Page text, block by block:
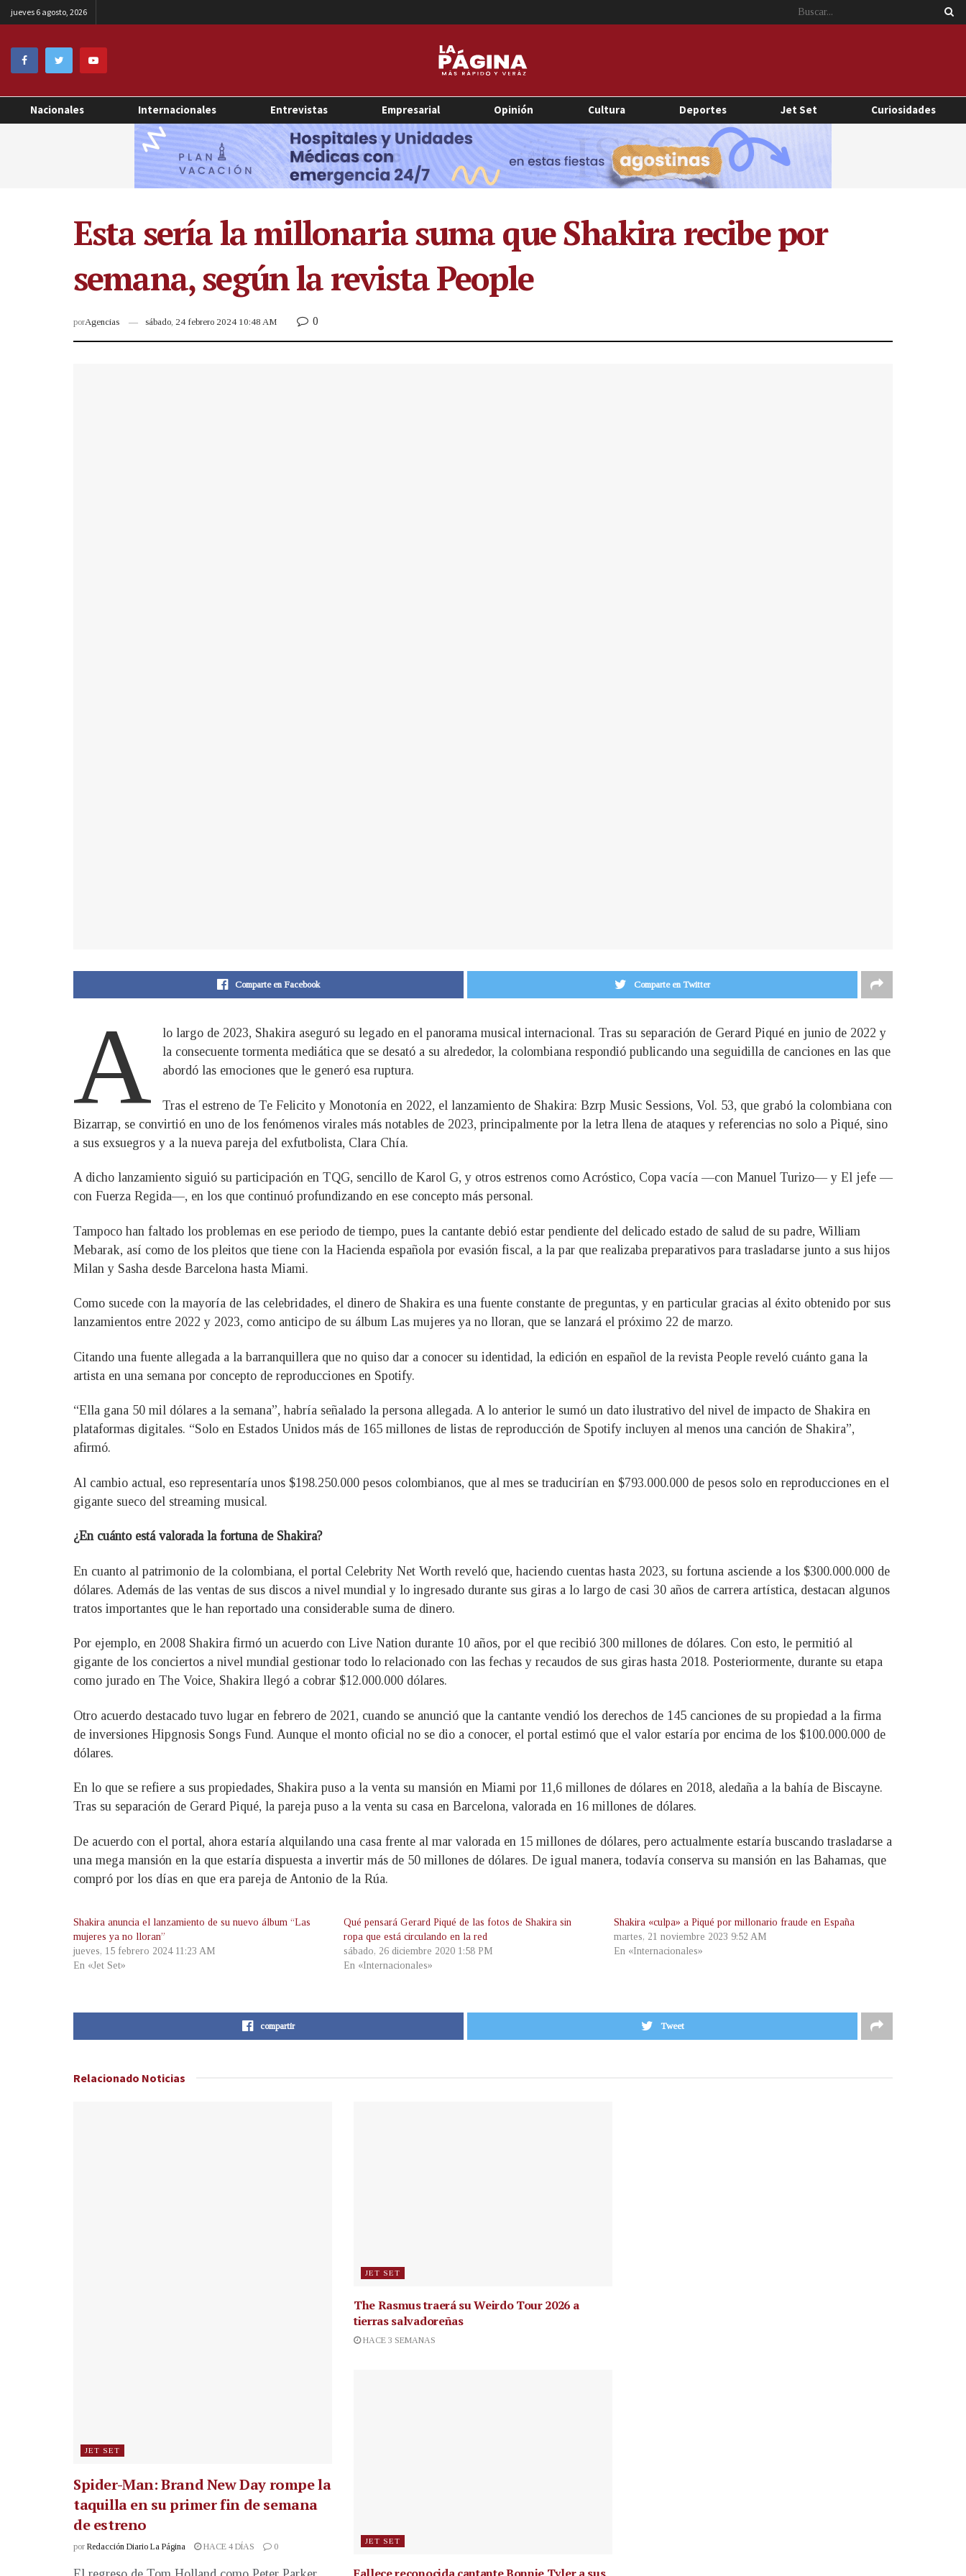
jueves 6 agosto, 2026
Nacionales Internacionales Entrevistas Empresarial Opinión Cultura Deportes Jet Set Curiosidades
Esta sería la millonaria suma que Shakira recibe por
semana, según la revista People
porAgencias sábado, 24 febrero 2024 10:48 AM 0
Comparte en Facebook Comparte en Twitter
A
lo largo de 2023, Shakira aseguró su legado en el panorama musical internacional. Tras su separación de Gerard Piqué en junio de 2022 y
la consecuente tormenta mediática que se desató a su alrededor, la colombiana respondió publicando una seguidilla de canciones en las que
abordó las emociones que le generó esa ruptura.
Tras el estreno de Te Felicito y Monotonía en 2022, el lanzamiento de Shakira: Bzrp Music Sessions, Vol. 53, que grabó la colombiana con
Bizarrap, se convirtió en uno de los fenómenos virales más notables de 2023, principalmente por la letra llena de ataques y referencias no solo a Piqué, sino
a sus exsuegros y a la nueva pareja del exfutbolista, Clara Chía.
A dicho lanzamiento siguió su participación en TQG, sencillo de Karol G, y otros estrenos como Acróstico, Copa vacía —con Manuel Turizo— y El jefe —
con Fuerza Regida—, en los que continuó profundizando en ese concepto más personal.
Tampoco han faltado los problemas en ese periodo de tiempo, pues la cantante debió estar pendiente del delicado estado de salud de su padre, William
Mebarak, así como de los pleitos que tiene con la Hacienda española por evasión fiscal, a la par que realizaba preparativos para trasladarse junto a sus hijos
Milan y Sasha desde Barcelona hasta Miami.
Como sucede con la mayoría de las celebridades, el dinero de Shakira es una fuente constante de preguntas, y en particular gracias al éxito obtenido por sus
lanzamientos entre 2022 y 2023, como anticipo de su álbum Las mujeres ya no lloran, que se lanzará el próximo 22 de marzo.
Citando una fuente allegada a la barranquillera que no quiso dar a conocer su identidad, la edición en español de la revista People reveló cuánto gana la
artista en una semana por concepto de reproducciones en Spotify.
“Ella gana 50 mil dólares a la semana”, habría señalado la persona allegada. A lo anterior le sumó un dato ilustrativo del nivel de impacto de Shakira en
plataformas digitales. “Solo en Estados Unidos más de 165 millones de listas de reproducción de Spotify incluyen al menos una canción de Shakira”,
afirmó.
Al cambio actual, eso representaría unos $198.250.000 pesos colombianos, que al mes se traducirían en $793.000.000 de pesos solo en reproducciones en el
gigante sueco del streaming musical.
¿En cuánto está valorada la fortuna de Shakira?
En cuanto al patrimonio de la colombiana, el portal Celebrity Net Worth reveló que, haciendo cuentas hasta 2023, su fortuna asciende a los $300.000.000 de
dólares. Además de las ventas de sus discos a nivel mundial y lo ingresado durante sus giras a lo largo de casi 30 años de carrera artística, destacan algunos
tratos importantes que le han reportado una considerable suma de dinero.
Por ejemplo, en 2008 Shakira firmó un acuerdo con Live Nation durante 10 años, por el que recibió 300 millones de dólares. Con esto, le permitió al
gigante de los conciertos a nivel mundial gestionar todo lo relacionado con las fechas y recaudos de sus giras hasta 2018. Posteriormente, durante su etapa
como jurado en The Voice, Shakira llegó a cobrar $12.000.000 dólares.
Otro acuerdo destacado tuvo lugar en febrero de 2021, cuando se anunció que la cantante vendió los derechos de 145 canciones de su propiedad a la firma
de inversiones Hipgnosis Songs Fund. Aunque el monto oficial no se dio a conocer, el portal estimó que el valor estaría por encima de los $100.000.000 de
dólares.
En lo que se refiere a sus propiedades, Shakira puso a la venta su mansión en Miami por 11,6 millones de dólares en 2018, aledaña a la bahía de Biscayne.
Tras su separación de Gerard Piqué, la pareja puso a la venta su casa en Barcelona, valorada en 16 millones de dólares.
De acuerdo con el portal, ahora estaría alquilando una casa frente al mar valorada en 15 millones de dólares, pero actualmente estaría buscando trasladarse a
una mega mansión en la que estaría dispuesta a invertir más de 50 millones de dólares. De igual manera, todavía conserva su mansión en las Bahamas, que
compró por los días en que era pareja de Antonio de la Rúa.
Shakira anuncia el lanzamiento de su nuevo álbum “Las
mujeres ya no lloran”
jueves, 15 febrero 2024 11:23 AM
En «Jet Set»
Qué pensará Gerard Piqué de las fotos de Shakira sin
ropa que está circulando en la red
sábado, 26 diciembre 2020 1:58 PM
En «Internacionales»
Shakira «culpa» a Piqué por millonario fraude en España
martes, 21 noviembre 2023 9:52 AM
En «Internacionales»
compartir Tweet
Relacionado Noticias
JET SET
Spider-Man: Brand New Day rompe la
taquilla en su primer fin de semana
de estreno
por Redacción Diario La Página HACE 4 DÍAS 0
JET SET
The Rasmus traerá su Weirdo Tour 2026 a
tierras salvadoreñas
HACE 3 SEMANAS
JET SET